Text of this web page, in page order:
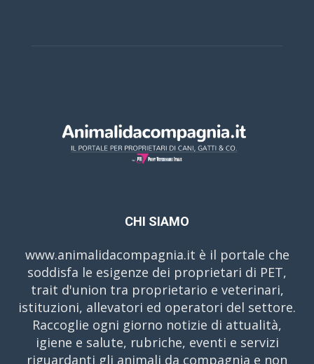
CHI SIAMO
www.animalidacompagnia.it è il portale che
soddisfa le esigenze dei proprietari di PET,
trait d'union tra proprietario e veterinari,
istituzioni, allevatori ed operatori del settore.
Raccoglie ogni giorno notizie di attualità,
igiene e salute, rubriche, eventi e servizi
riguardanti gli animali da compagnia e non